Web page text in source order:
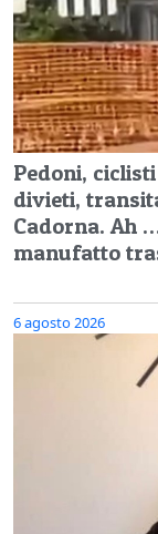
Pedoni,
divieti,
Cadorna. Ah
manufatto
6 agosto 2026